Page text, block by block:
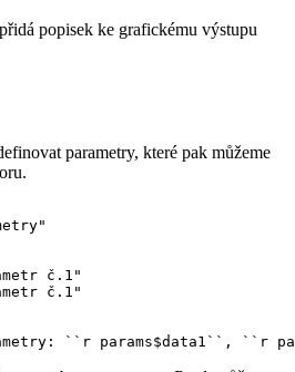
popisek ke grafickému výstupu
parametry, které pak můžeme
č.1"
č.1"
``r params$data1``, ``r